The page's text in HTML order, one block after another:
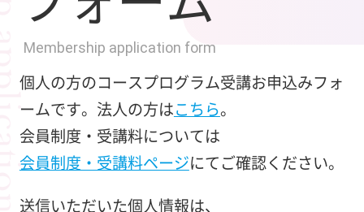
Membership application form
個人の方のコースプログラム受講お申込みフォ
ームです。法人の方はこちら。
会員制度・受講料については
会員制度・受講料ページにてご確認ください。
送信いただいた個人情報は、